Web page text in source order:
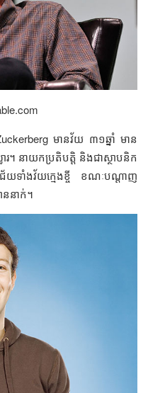
មាន​វ័យ​ ៣១​ឆ្នាំ​​ មាន​
។​ នាយក​ប្រតិបត្តិ​ និង​ជា​ស្ថាបនិក​​​
ទាំង​វ័យ​ក្មេង​​ខ្ចី​ ខណៈ​បណ្ដាញ​
ន​នាក់។